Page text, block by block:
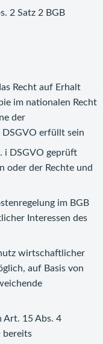
2 Satz 2 BGB
Recht auf Erhalt
im nationalen Recht
der
DSGVO erfüllt sein
i DSGVO geprüft
oder der Rechte und
im BGB
Interessen des
wirtschaftlicher
auf Basis von
Art. 15 Abs. 4
bereits